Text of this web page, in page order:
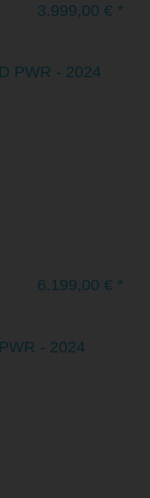
3.999,00 € *
6.199,00 € *